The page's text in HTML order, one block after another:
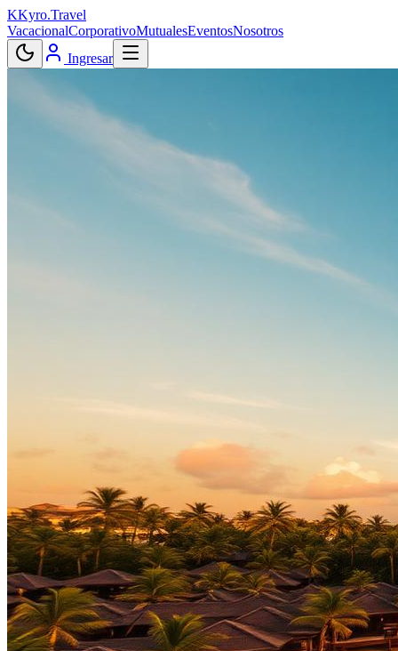
KKyro.Travel
VacacionalCorporativoMutualesEventosNosotros
Ingresar